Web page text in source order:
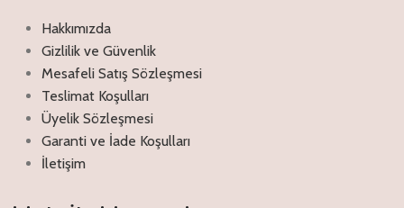
Hakkımızda
Gizlilik ve Güvenlik
Mesafeli Satış Sözleşmesi
Teslimat Koşulları
Üyelik Sözleşmesi
Garanti ve İade Koşulları
İletişim